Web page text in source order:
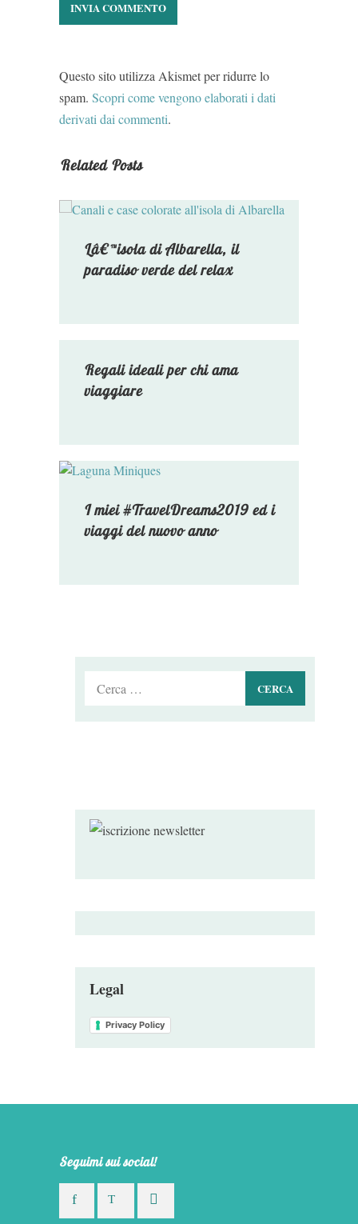
Questo sito utilizza Akismet per ridurre lo
spam. Scopri come vengono elaborati i dati
derivati dai commenti.
Related Posts
Lâ€™isola di Albarella, il
paradiso verde del relax
Regali ideali per chi ama
viaggiare
I miei #TravelDreams2019 ed i
viaggi del nuovo anno
Ricerca
per:
Legal
Privacy Policy
Seguimi sui social!